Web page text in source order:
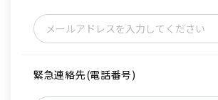
緊急連絡先(電話番号)